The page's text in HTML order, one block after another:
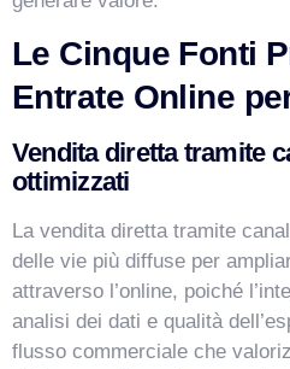
Le Cinque Fonti
Entrate Online
Vendita diretta tramite
ottimizzati
La vendita diretta tramite
delle vie più diffuse per
attraverso l’online, poiché
analisi dei dati e qualità
flusso commerciale che